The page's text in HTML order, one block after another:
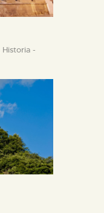
Historia -